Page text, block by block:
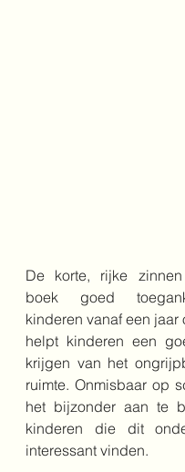
De korte, rijke
boek goed
kinderen vanaf een jaar
helpt kinderen een
krijgen van het
ruimte. Onmisbaar op
het bijzonder aan te
kinderen die dit
interessant vinden.